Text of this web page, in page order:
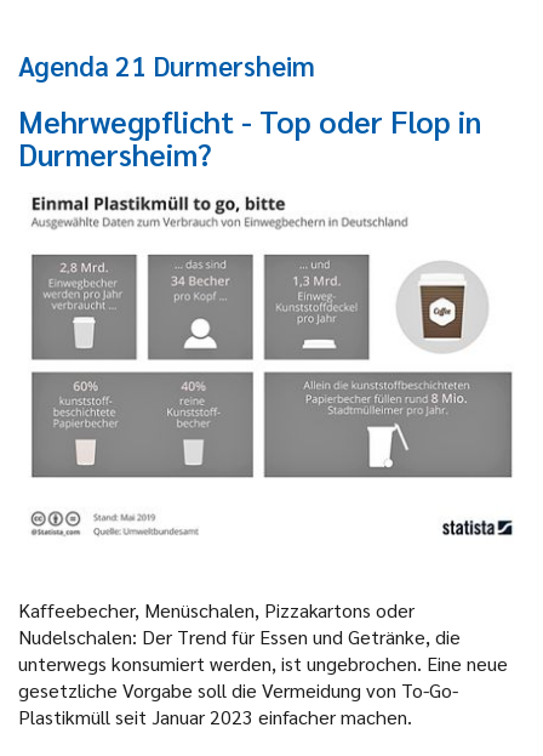
Agenda 21 Durmersheim
Mehrwegpflicht - Top oder Flop in
Durmersheim?
Kaffeebecher, Menüschalen, Pizzakartons oder
Nudelschalen: Der Trend für Essen und Getränke, die
unterwegs konsumiert werden, ist ungebrochen. Eine neue
gesetzliche Vorgabe soll die Vermeidung von To-Go-
Plastikmüll seit Januar 2023 einfacher machen.